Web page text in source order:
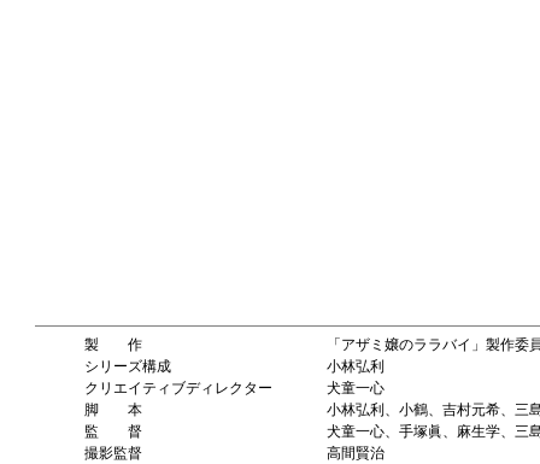
製 作
「アザミ嬢のララバイ」製作
シリーズ構成
小林弘利
クリエイティブディレクター
犬童一心
脚 本
小林弘利、小鶴、吉村元希、三
監 督
犬童一心、手塚眞、麻生学、三
撮影監督
高間賢治